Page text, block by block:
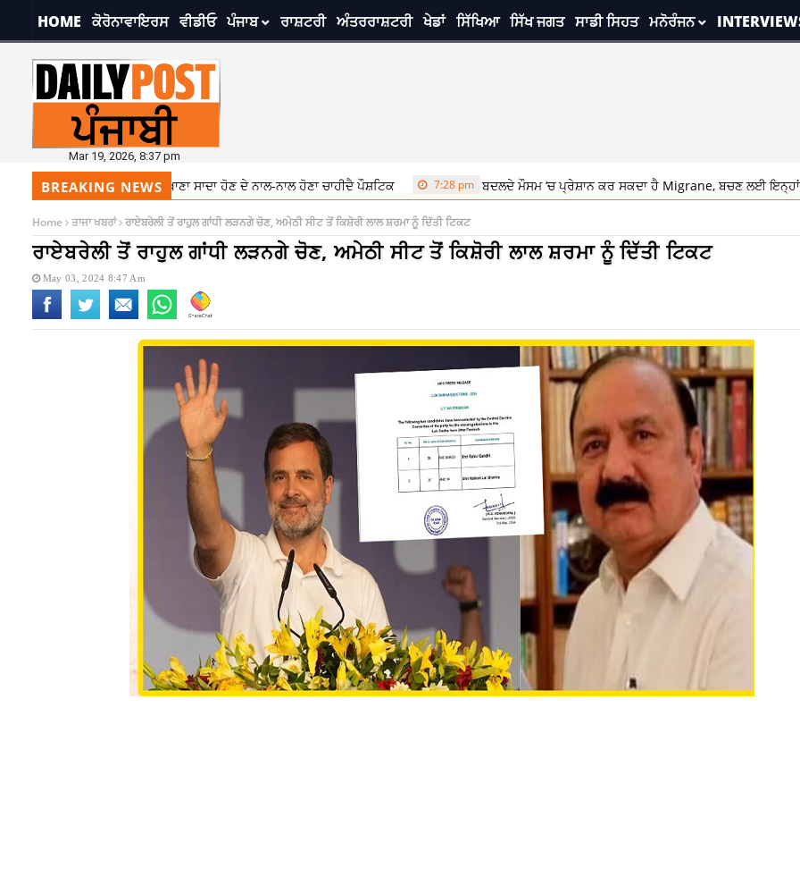
HOME ਕੋਰੋਨਾਵਾਇਰਸ ਵੀਡੀਓ ਪੰਜਾਬ ਰਾਸ਼ਟਰੀ ਅੰਤਰਰਾਸ਼ਟਰੀ ਖੇਡਾਂ ਸਿੱਖਿਆ ਸਿੱਖ ਜਗਤ ਸਾਡੀ ਸਿਹਤ ਮਨੋਰੰਜਨ
Mar 19, 2026, 8:37 pm
BREAKING NEWS
ਦਾ ਧਿਆਨ, ਖਾਣਾ ਸਾਦਾ ਹੋਣ ਦੇ ਨਾਲ-ਨਾਲ ਹੋਣਾ ਚਾਹੀਦੈ ਪੌਸ਼ਟਿਕ 7:28 pm ਬਦਲਦੇ ਮੌਸਮ ‘ਚ ਪ੍ਰੇਸ਼ਾਨ ਕਰ ਸਕਦਾ ਹੈ Migrane, ਬਚਣ ਲਈ ਇਨ੍ਹਾਂ ਟਿਪਸ ਦੀ
Home ਤਾਜਾ ਖਬਰਾਂ ਰਾਏਬਰੇਲੀ ਤੋਂ ਰਾਹੁਲ ਗਾਂਧੀ ਲੜਨਗੇ ਚੋਣ, ਅਮੇਠੀ ਸੀਟ ਤੋਂ ਕਿਸ਼ੋਰੀ ਲਾਲ ਸ਼ਰਮਾ ਨੂੰ ਦਿੱਤੀ ਟਿਕਟ
ਰਾਏਬਰੇਲੀ ਤੋਂ ਰਾਹੁਲ ਗਾਂਧੀ ਲੜਨਗੇ ਚੋਣ, ਅਮੇਠੀ ਸੀਟ ਤੋਂ ਕਿਸ਼ੋਰੀ ਲਾਲ ਸ਼ਰਮਾ ਨੂੰ ਦਿੱਤੀ ਟਿਕਟ
May 03, 2024 8:47 Am